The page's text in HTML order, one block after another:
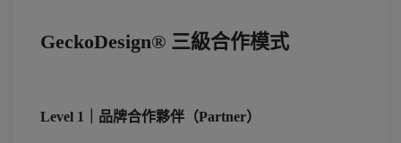
GeckoDesign® 三級合作模式
Level 1｜品牌合作夥伴（Partner）